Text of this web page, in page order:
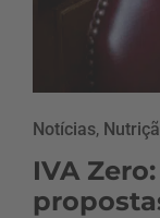
Notícias,
IVA